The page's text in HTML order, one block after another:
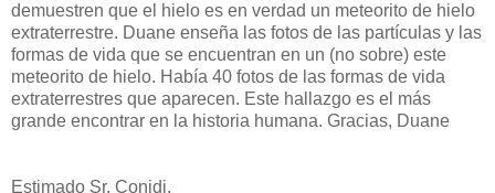
demuestren que el hielo es en verdad un meteorito de hielo
extraterrestre. Duane enseña las fotos de las partículas y las
formas de vida que se encuentran en un (no sobre) este
meteorito de hielo. Había 40 fotos de las formas de vida
extraterrestres que aparecen. Este hallazgo es el más
grande encontrar en la historia humana. Gracias, Duane
Estimado Sr. Conidi,